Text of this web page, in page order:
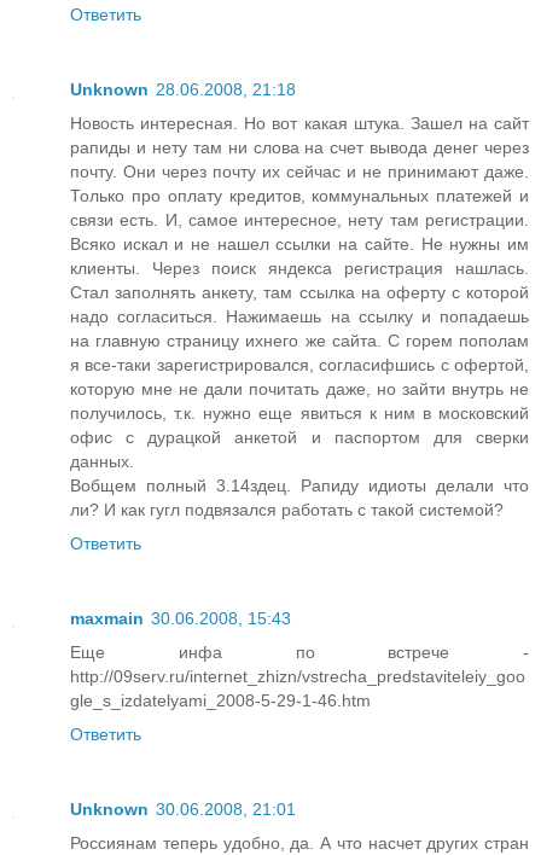
Ответить
Unknown 28.06.2008, 21:18
Новость интересная. Но вот какая штука. Зашел на сайт
рапиды и нету там ни слова на счет вывода денег через
почту. Они через почту их сейчас и не принимают даже.
Только про оплату кредитов, коммунальных платежей и
связи есть. И, самое интересное, нету там регистрации.
Всяко искал и не нашел ссылки на сайте. Не нужны им
клиенты. Через поиск яндекса регистрация нашлась.
Стал заполнять анкету, там ссылка на оферту с которой
надо согласиться. Нажимаешь на ссылку и попадаешь
на главную страницу ихнего же сайта. С горем пополам
я все-таки зарегистрировался, согласифшись с офертой,
которую мне не дали почитать даже, но зайти внутрь не
получилось, т.к. нужно еще явиться к ним в московский
офис с дурацкой анкетой и паспортом для сверки
данных.
Вобщем полный 3.14здец. Рапиду идиоты делали что
ли? И как гугл подвязался работать с такой системой?
Ответить
maxmain 30.06.2008, 15:43
Еще инфа по встрече -
http://09serv.ru/internet_zhizn/vstrecha_predstaviteleiy_goo
gle_s_izdatelyami_2008-5-29-1-46.htm
Ответить
Unknown 30.06.2008, 21:01
Россиянам теперь удобно, да. А что насчет других стран